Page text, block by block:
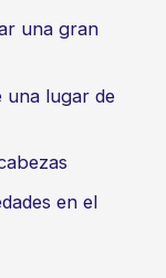
una gran
una lugar de
en el